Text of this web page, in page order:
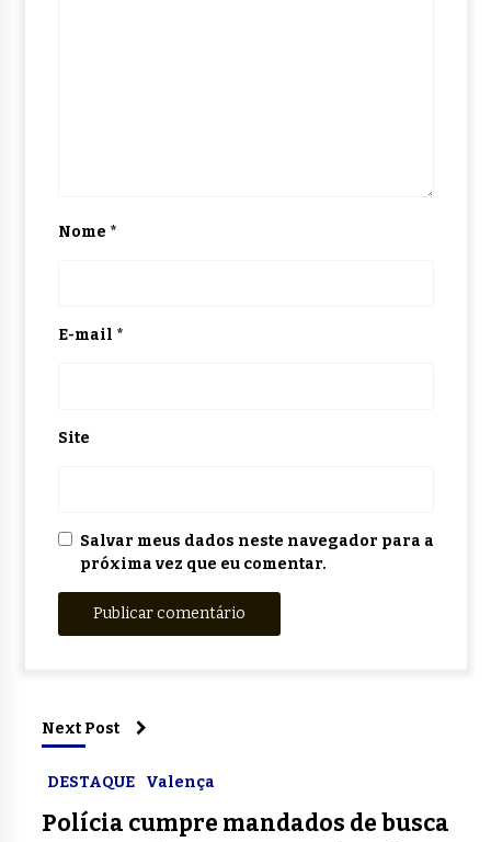
Nome *
E-mail *
Site
Salvar meus dados neste navegador para a
próxima vez que eu comentar.
Next Post
DESTAQUE Valença
Polícia cumpre mandados de busca